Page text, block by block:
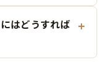
はどうすれば